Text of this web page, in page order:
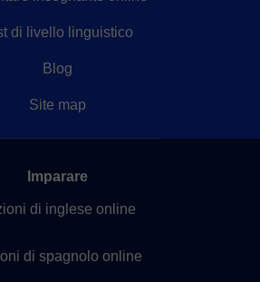
di livello linguistico
Blog
Site map
Imparare
di inglese online
di spagnolo online